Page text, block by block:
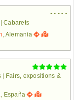
- - - - -
Cabarets
, Alemania
| Fairs, expositions &
, España